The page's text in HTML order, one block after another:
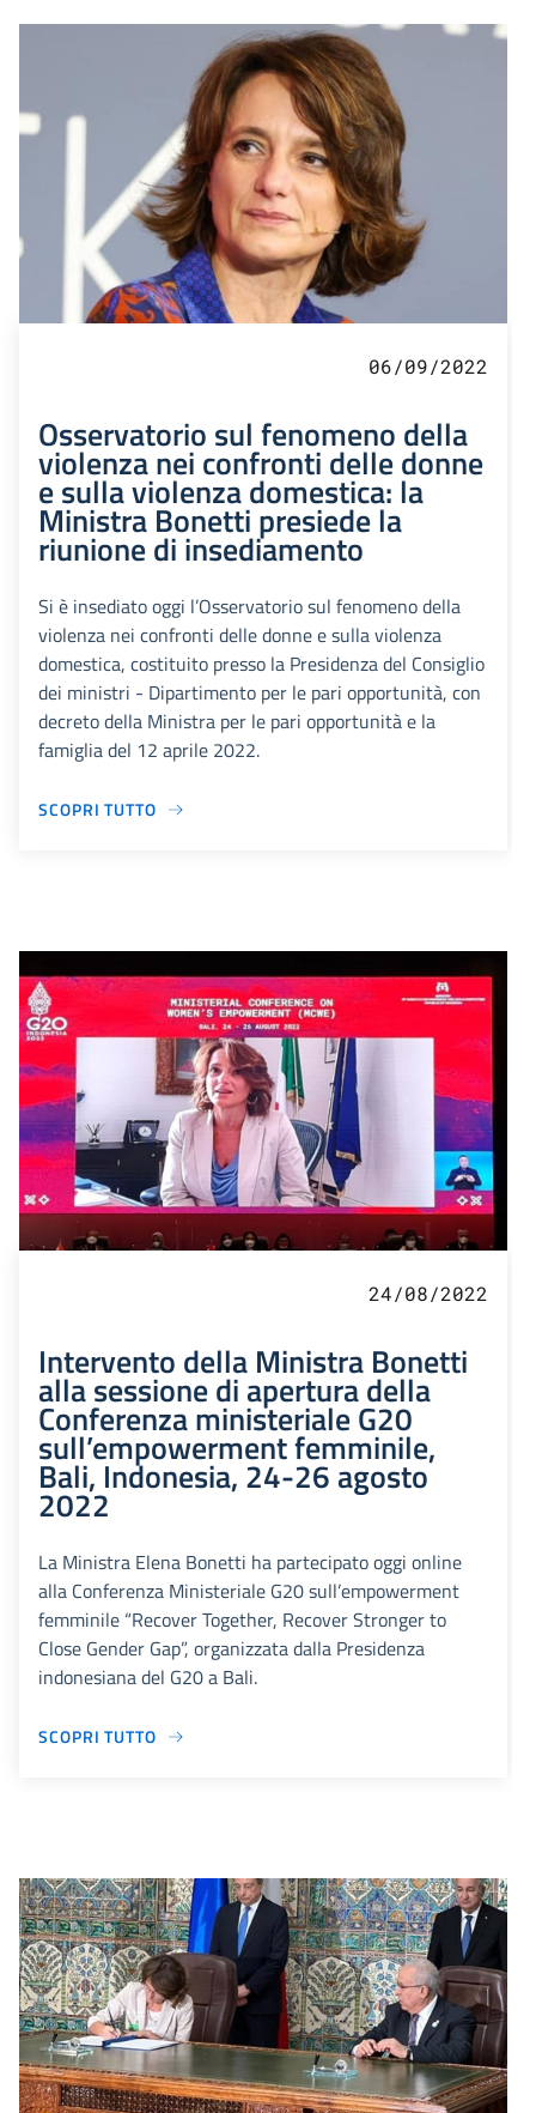
06/09/2022
Osservatorio sul fenomeno della
violenza nei confronti delle donne
e sulla violenza domestica: la
Ministra Bonetti presiede la
riunione di insediamento
Si è insediato oggi l’Osservatorio sul fenomeno della
violenza nei confronti delle donne e sulla violenza
domestica, costituito presso la Presidenza del Consiglio
dei ministri - Dipartimento per le pari opportunità, con
decreto della Ministra per le pari opportunità e la
famiglia del 12 aprile 2022.
SCOPRI TUTTO
24/08/2022
Intervento della Ministra Bonetti
alla sessione di apertura della
Conferenza ministeriale G20
sull’empowerment femminile,
Bali, Indonesia, 24-26 agosto
2022
La Ministra Elena Bonetti ha partecipato oggi online
alla Conferenza Ministeriale G20 sull’empowerment
femminile “Recover Together, Recover Stronger to
Close Gender Gap”, organizzata dalla Presidenza
indonesiana del G20 a Bali.
SCOPRI TUTTO